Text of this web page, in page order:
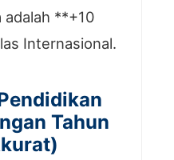
adalah **+10
Internasional.
Tahun